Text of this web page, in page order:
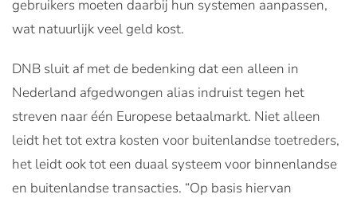
gebruikers moeten daarbij hun systemen aanpassen,
wat natuurlijk veel geld kost.
DNB sluit af met de bedenking dat een alleen in
Nederland afgedwongen alias indruist tegen het
streven naar één Europese betaalmarkt. Niet alleen
leidt het tot extra kosten voor buitenlandse toetreders,
het leidt ook tot een duaal systeem voor binnenlandse
en buitenlandse transacties. “Op basis hiervan